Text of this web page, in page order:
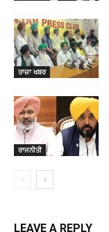
ਤਾਜ਼ਾ ਖਬਰ
ਰਾਜਨੀਤੀ
LEAVE A REPLY